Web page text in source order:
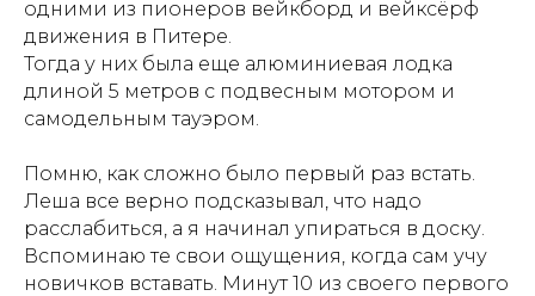
одними из пионеров вейкборд и вейксёрф
движения в Питере.
Тогда у них была еще алюминиевая лодка
длиной 5 метров с подвесным мотором и
самодельным тауэром.
Помню, как сложно было первый раз встать.
Леша все верно подсказывал, что надо
расслабиться, а я начинал упираться в доску.
Вспоминаю те свои ощущения, когда сам учу
новичков вставать. Минут 10 из своего первого